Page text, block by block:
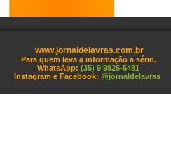
www.jornaldelavras.com.br
Para quem leva a informação a sério.
WhatsApp: (35) 9 9925-5481
Instagram e Facebook: @jornaldelavras